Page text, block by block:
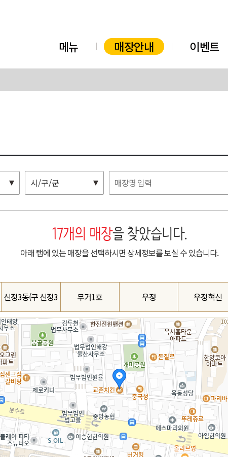
메뉴 매장안내 이벤트
시/구/군
17개의 매장을 찾았습니다.
아래 탭에 있는 매장을 선택하시면 상세정보를 보실 수 있습니다.
신정3동(구 신정3
호점)
무거1호 우정 우정혁신